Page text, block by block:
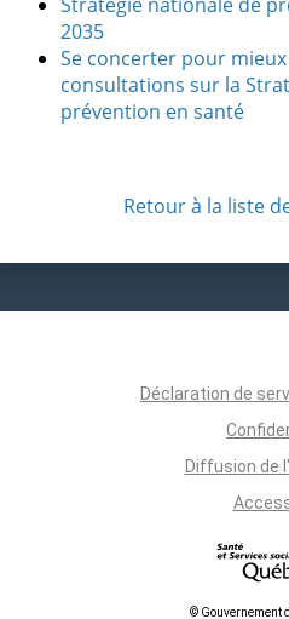
2035
Se concerter pour
consultations sur la
prévention en santé
Retour à la liste
Déclaration de
Diffusion de
© Gouvernement